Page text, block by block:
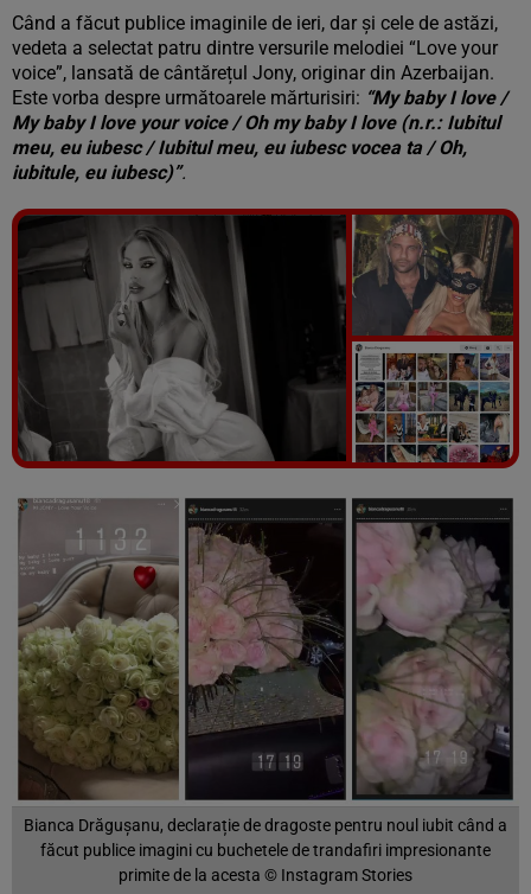
Când a făcut publice imaginile de ieri, dar și cele de astăzi,
vedeta a selectat patru dintre versurile melodiei “Love your
voice”, lansată de cântărețul Jony, originar din Azerbaijan.
Este vorba despre următoarele mărturisiri: “My baby I love /
My baby I love your voice / Oh my baby I love (n.r.: Iubitul
meu, eu iubesc / Iubitul meu, eu iubesc vocea ta / Oh,
iubitule, eu iubesc)”.
Vezi galeria foto
19 poze
Bianca Drăgușanu, declarație de dragoste pentru noul iubit când a
făcut publice imagini cu buchetele de trandafiri impresionante
primite de la acesta © Instagram Stories